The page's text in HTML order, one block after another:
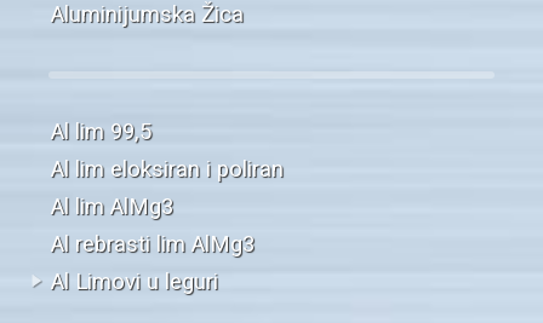
Aluminijumska Žica
Al lim 99,5
Al lim eloksiran i poliran
Al lim AlMg3
Al rebrasti lim AlMg3
Al Limovi u leguri